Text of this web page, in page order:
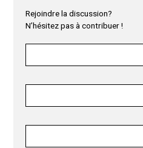
Rejoindre la discussion?
N’hésitez pas à contribuer !